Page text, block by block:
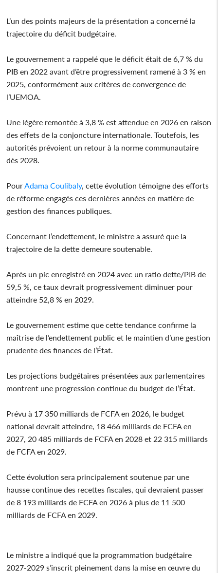
L’un des points majeurs de la présentation a concerné la
trajectoire du déficit budgétaire.
Le gouvernement a rappelé que le déficit était de 6,7 % du
PIB en 2022 avant d’être progressivement ramené à 3 % en
2025, conformément aux critères de convergence de
l’UEMOA.
Une légère remontée à 3,8 % est attendue en 2026 en raison
des effets de la conjoncture internationale. Toutefois, les
autorités prévoient un retour à la norme communautaire
dès 2028.
Pour Adama Coulibaly, cette évolution témoigne des efforts
de réforme engagés ces dernières années en matière de
gestion des finances publiques.
Concernant l’endettement, le ministre a assuré que la
trajectoire de la dette demeure soutenable.
Après un pic enregistré en 2024 avec un ratio dette/PIB de
59,5 %, ce taux devrait progressivement diminuer pour
atteindre 52,8 % en 2029.
Le gouvernement estime que cette tendance confirme la
maîtrise de l’endettement public et le maintien d’une gestion
prudente des finances de l’État.
Les projections budgétaires présentées aux parlementaires
montrent une progression continue du budget de l’État.
Prévu à 17 350 milliards de FCFA en 2026, le budget
national devrait atteindre, 18 466 milliards de FCFA en
2027, 20 485 milliards de FCFA en 2028 et 22 315 milliards
de FCFA en 2029.
Cette évolution sera principalement soutenue par une
hausse continue des recettes fiscales, qui devraient passer
de 8 193 milliards de FCFA en 2026 à plus de 11 500
milliards de FCFA en 2029.
Le ministre a indiqué que la programmation budgétaire
2027-2029 s’inscrit pleinement dans la mise en œuvre du